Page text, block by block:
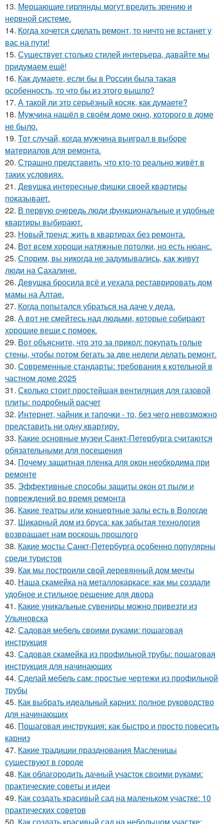
13. Мерцающие гирлянды могут вредить зрению и
нервной системе.
14. Когда хочется сделать ремонт, то ничто не встанет у
вас на пути!
15. Существует столько стилей интерьера, давайте мы
придумаем ещё!
16. Как думаете, если бы в России была такая
особенность, то что бы из этого вышло?
17. А такой ли это серьёзный косяк, как думаете?
18. Мужчина нашёл в своём доме окно, которого в доме
не было.
19. Тот случай, когда мужчина выиграл в выборе
материалов для ремонта.
20. Страшно представить, что кто-то реально живёт в
таких условиях.
21. Девушка интересные фишки своей квартиры
показывает.
22. В первую очередь люди функциональные и удобные
квартиры выбирают.
23. Новый тренд: жить в квартирах без ремонта.
24. Вот всем хороши натяжные потолки, но есть нюанс.
25. Спорим, вы никогда не задумывались, как живут
люди на Сахалине.
26. Девушка бросила всё и уехала реставрировать дом
мамы на Алтае.
27. Когда попытался убраться на даче у деда.
28. А вот не смейтесь над людьми, которые собирают
хорошие вещи с помоек.
29. Вот объясните, что это за прикол: покупать голые
стены, чтобы потом бегать за две недели делать ремонт.
30. Современные стандарты: требования к котельной в
частном доме 2025
31. Сколько стоит простейшая вентиляция для газовой
плиты: подробный расчет
32. Интернет, чайник и тапочки - то, без чего невозможно
представить ни одну квартиру.
33. Какие основные музеи Санкт-Петербурга считаются
обязательными для посещения
34. Почему защитная пленка для окон необходима при
ремонте
35. Эффективные способы защиты окон от пыли и
повреждений во время ремонта
36. Какие театры или концертные залы есть в Вологде
37. Шикарный дом из бруса: как забытая технология
возвращает нам роскошь прошлого
38. Какие мосты Санкт-Петербурга особенно популярны
среди туристов
39. Как мы построили свой деревянный дом мечты
40. Наша скамейка на металлокаркасе: как мы создали
удобное и стильное решение для двора
41. Какие уникальные сувениры можно привезти из
Ульяновска
42. Садовая мебель своими руками: пошаговая
инструкция
43. Садовая скамейка из профильной трубы: пошаговая
инструкция для начинающих
44. Сделай мебель сам: простые чертежи из профильной
трубы
45. Как выбрать идеальный карниз: полное руководство
для начинающих
46. Пошаговая инструкция: как быстро и просто повесить
карниз
47. Какие традиции празднования Масленицы
существуют в городе
48. Как облагородить дачный участок своими руками:
практические советы и идеи
49. Как создать красивый сад на маленьком участке: 10
практических советов